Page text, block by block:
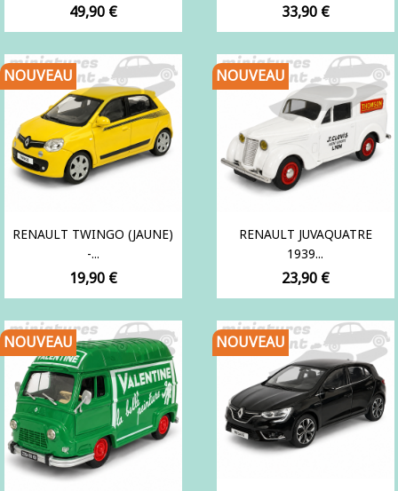
Prix
49,90 € Prix
33,90 €
RENAULT TWINGO (JAUNE)
-...
Prix
19,90 €
NOUVEAU
RENAULT JUVAQUATRE
1939...
Prix
23,90 €
NOUVEAU
NOUVEAU NOUVEAU